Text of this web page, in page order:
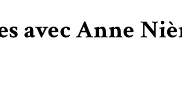
avec Anne